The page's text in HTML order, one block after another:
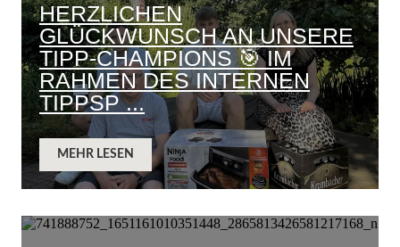
HERZLICHEN
GLÜCKWUNSCH AN UNSERE
TIPP-CHAMPIONS 🎯 IM
RAHMEN DES INTERNEN
TIPPSP ...
MEHR LESEN